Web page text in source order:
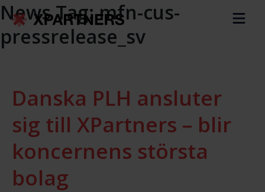
News Tag:mfn-cus-
pressrelease_sv
Danska PLH ansluter
sig till XPartners – blir
koncernens största
bolag